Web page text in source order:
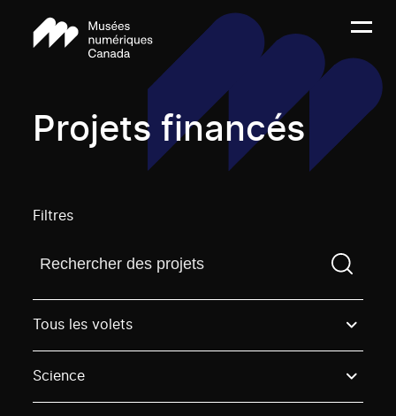
Projets financés
Filtres
Trouvez un projetVous devez saisir un terme de
Tous les volets
Science